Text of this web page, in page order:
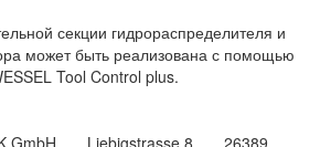
секции гидрораспределителя и
может быть реализована с помощью
Tool Control plus.